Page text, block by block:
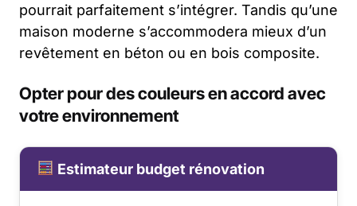
pourrait parfaitement s’intégrer. Tandis qu’une
maison moderne s’accommodera mieux d’un
revêtement en béton ou en bois composite.
Opter pour des couleurs en accord avec
votre environnement
Estimateur budget rénovation